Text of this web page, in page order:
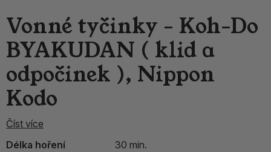
Vonné tyčinky - Koh-Do
BYAKUDAN ( klid a
odpočinek ), Nippon
Kodo
Číst více
Délka hoření
30 min.